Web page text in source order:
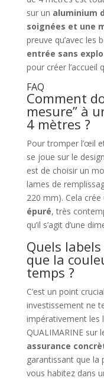
sur un aluminium
soignées et une
preuve qu’avec les
entrée sans
pour créer
FAQ
Comment
mesure” à
4 mètres ?
Pour tromper l’œil
se joue sur le
est de choisir un
lames de
220 mm). Cela crée
épuré, très
qu’il s’agit d’une
Quels
que la
temps ?
C’est un point
investissement ne
impérativement les
QUALIMARINE sur
assurance
garantissant que la
vous habitez dans